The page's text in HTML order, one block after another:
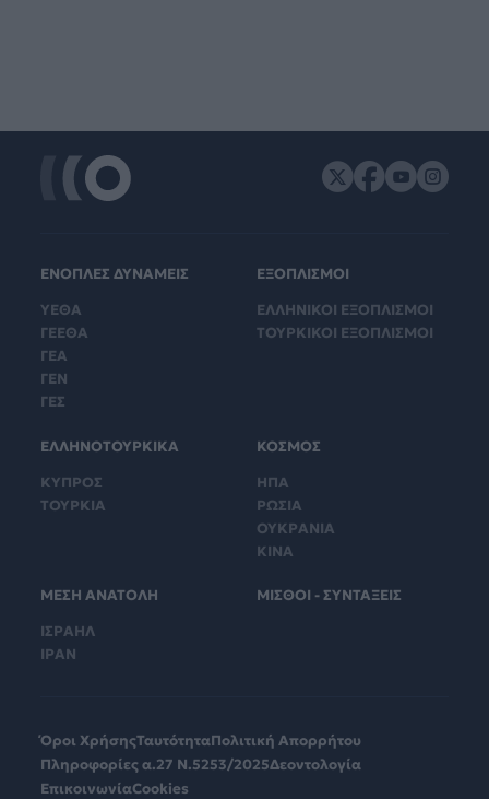
ΕΝΟΠΛΕΣ ΔΥΝΑΜΕΙΣ
ΥΕΘΑ
ΓΕΕΘΑ
ΓΕΑ
ΓΕΝ
ΓΕΣ
ΕΞΟΠΛΙΣΜΟΙ
ΕΛΛΗΝΙΚΟΙ ΕΞΟΠΛΙΣΜΟΙ
ΤΟΥΡΚΙΚΟΙ ΕΞΟΠΛΙΣΜΟΙ
ΕΛΛΗΝΟΤΟΥΡΚΙΚΑ
ΚΥΠΡΟΣ
ΤΟΥΡΚΙΑ
ΚΟΣΜΟΣ
ΗΠΑ
ΡΩΣΙΑ
ΟΥΚΡΑΝΙΑ
ΚΙΝΑ
ΜΕΣΗ ΑΝΑΤΟΛΗ
ΙΣΡΑΗΛ
ΙΡΑΝ
ΜΙΣΘΟΙ - ΣΥΝΤΑΞΕΙΣ
Όροι ΧρήσηςΤαυτότηταΠολιτική Απορρήτου
Πληροφορίες α.27 Ν.5253/2025Δεοντολογία
ΕπικοινωνίαCookies